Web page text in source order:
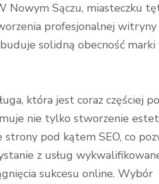
Nowym Sączu, miasteczku
profesjonalnej witryny
solidną obecność marki
która jest coraz częściej
nie tylko stworzenie
pod kątem SEO, co
z usług
sukcesu online. Wybór